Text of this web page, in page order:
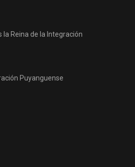
la Reina de la Integración
Puyanguense